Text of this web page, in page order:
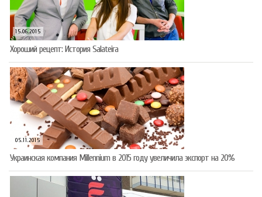
15.06.2015
Хороший рецепт: История Salateira
05.11.2015
Украинская компания Millennium в 2015 году увеличила экспорт на 20%